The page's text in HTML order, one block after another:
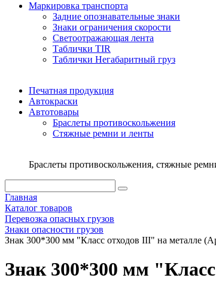
Маркировка транспорта
Задние опознавательные знаки
Знаки ограничения скорости
Светоотражающая лента
Таблички TIR
Таблички Негабаритный груз
Печатная продукция
Автокраски
Автотовары
Браслеты противоскольжения
Стяжныe ремни и ленты
Браслеты противоскольжения, стяжные
Главная
Каталог товаров
Перевозка опасных грузов
Знаки опасности грузов
Знак 300*300 мм "Класс отходов III" на металле
Знак 300*300 мм